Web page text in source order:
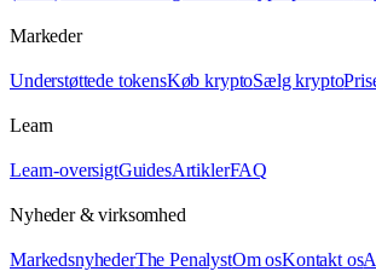
Markeder
Understøttede tokensKøb kryptoSælg krypto
Learn
Learn-oversigtGuidesArtiklerFAQ
Nyheder & virksomhed
MarkedsnyhederThe PenalystOm osKontakt os